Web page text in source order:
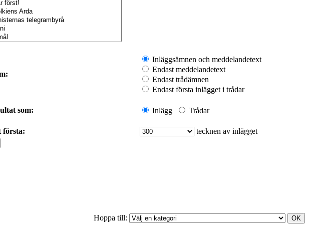
Inläggsämnen och meddelandetext
Endast meddelandetext
Endast trådämnen
Endast första inlägget i trådar
som: Inlägg Trådar
första: tecknen av inlägget
Hoppa till: